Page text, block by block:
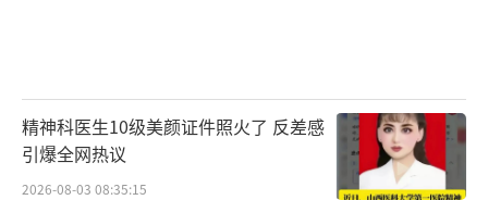
精神科医生10级美颜证件照火了 反差感
引爆全网热议
2026-08-03 08:35:15